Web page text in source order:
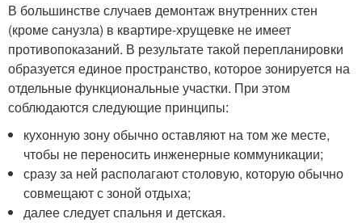
В большинстве случаев демонтаж внутренних стен
(кроме санузла) в квартире-хрущевке не имеет
противопоказаний. В результате такой перепланировки
образуется единое пространство, которое зонируется на
отдельные функциональные участки. При этом
соблюдаются следующие принципы:
кухонную зону обычно оставляют на том же месте,
чтобы не переносить инженерные коммуникации;
сразу за ней располагают столовую, которую обычно
совмещают с зоной отдыха;
далее следует спальня и детская.